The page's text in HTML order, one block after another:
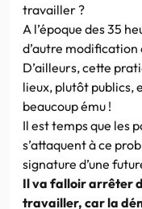
travailler ?
A l’époque des 35
d’autre modification
D’ailleurs, cette
lieux, plutôt publics,
beaucoup ému !
Il est temps que les
s’attaquent à ce
signature d’une
Il va falloir arrêter
travailler, car la